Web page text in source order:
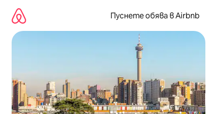
съдържанието
Пуснете обява в Airbnb